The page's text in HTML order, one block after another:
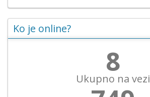
Ko je online?
9
Ukupno na vezi